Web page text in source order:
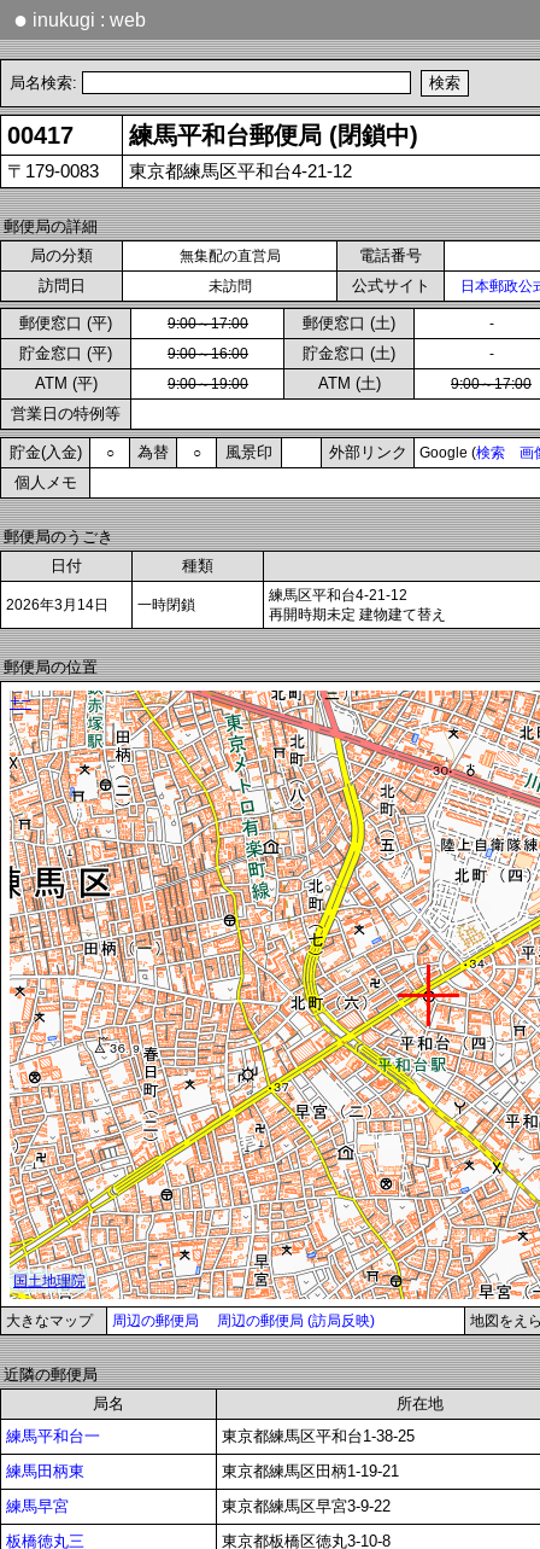
● inukugi : web
局名検索:
00417 練馬平和台郵便局 (閉鎖中)
〒179-0083 東京都練馬区平和台4-21-12
郵便局の詳細
局の分類
無集配の直営局
電話番号
訪問日
未訪問 公式サイト 日本郵政公
郵便窓口 (平) 9:00～17:00 郵便窓口 (土) -
貯金窓口 (平) 9:00～16:00 貯金窓口 (土) -
ATM (平) 9:00～19:00 ATM (土) 9:00～17:00
営業日の特例等
貯金(入金) ○ 為替 ○ 風景印 外部リンク Google (検索 画
個人メモ
郵便局のうごき
日付
種類
2026年3月14日 一時閉鎖
練馬区平和台4-21-12
再開時期未定 建物建て替え
郵便局の位置
大きなマップ 周辺の郵便局 周辺の郵便局 (訪局反映) 地図をえ
近隣の郵便局
局名
所在地
練馬平和台一
東京都練馬区平和台1-38-25
練馬田柄東
東京都練馬区田柄1-19-21
練馬早宮
東京都練馬区早宮3-9-22
板橋徳丸三
東京都板橋区徳丸3-10-8